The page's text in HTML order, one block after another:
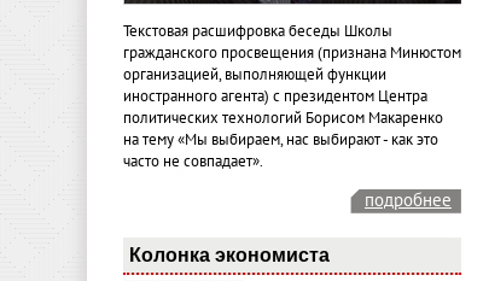
Текстовая расшифровка беседы Школы
гражданского просвещения (признана Минюстом
организацией, выполняющей функции
иностранного агента) с президентом Центра
политических технологий Борисом Макаренко
на тему «Мы выбираем, нас выбирают - как это
часто не совпадает».
подробнее
Колонка экономиста